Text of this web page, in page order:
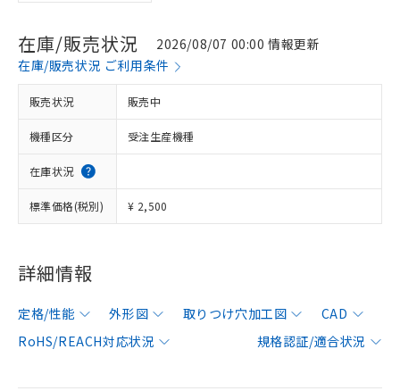
在庫/販売状況
2026/08/07 00:00 情報更新
在庫/販売状況 ご利用条件
販売状況 販売中
機種区分 受注生産機種
在庫状況
標準価格(税別) ¥ 2,500
詳細情報
定格/性能 外形図 取りつけ穴加工図
CAD
RoHS/REACH対応状況
規格認証/適合状況